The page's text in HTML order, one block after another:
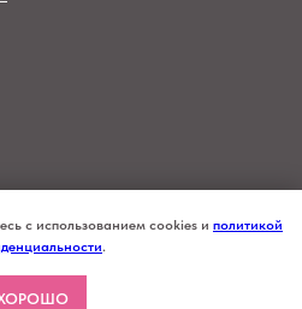
с использованием cookies и политикой
.